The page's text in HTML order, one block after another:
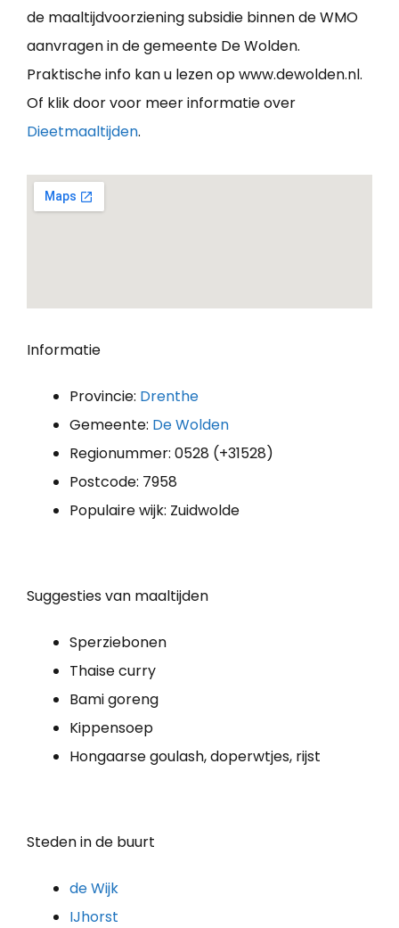
de maaltijdvoorziening subsidie binnen de WMO
aanvragen in de gemeente De Wolden.
Praktische info kan u lezen op www.dewolden.nl.
Of klik door voor meer informatie over
Dieetmaaltijden.
Informatie
Provincie: Drenthe
Gemeente: De Wolden
Regionummer: 0528 (+31528)
Postcode: 7958
Populaire wijk: Zuidwolde
Suggesties van maaltijden
Sperziebonen
Thaise curry
Bami goreng
Kippensoep
Hongaarse goulash, doperwtjes, rijst
Steden in de buurt
de Wijk
IJhorst